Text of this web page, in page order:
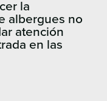
la
albergues no
atención
en las